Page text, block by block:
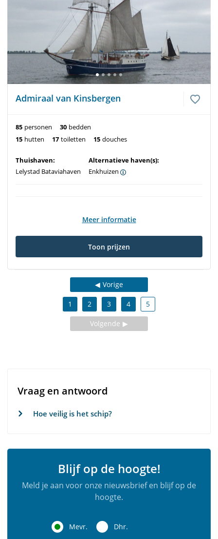
Admiraal van Kinsbergen
85 personen 30 bedden
15 hutten 17 toiletten 15 douches
Thuishaven:
Lelystad Bataviahaven
Alternatieve haven(s):
Enkhuizen
Meer informatie
Toon prijzen
Vorige
1 2 3 4 5
Volgende
Vraag en antwoord
Hoe veilig is het schip?
Blijf op de hoogte!
Meld je aan voor onze nieuwsbrief en blijf op de
hoogte.
Mevr. Dhr.